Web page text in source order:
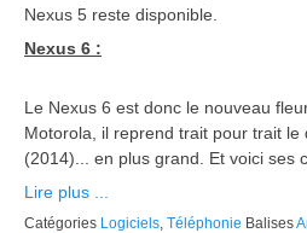
Nexus 5 reste disponible.
Nexus 6 :
Le Nexus 6 est donc le nouveau
Motorola, il reprend trait pour trait le
(2014)... en plus grand. Et voici ses
Lire plus ...
Catégories Logiciels, Téléphonie Balises